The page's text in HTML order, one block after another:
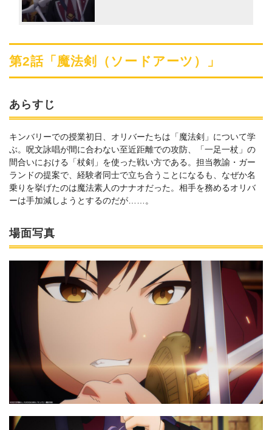
第2話「魔法剣（ソードアーツ）」
あらすじ
キンバリーでの授業初日、オリバーたちは「魔法剣」について学
ぶ。呪文詠唱が間に合わない至近距離での攻防、「一足一杖」の
間合いにおける「杖剣」を使った戦い方である。担当教諭・ガー
ランドの提案で、経験者同士で立ち合うことになるも、なぜか名
乗りを挙げたのは魔法素人のナナオだった。相手を務めるオリバ
ーは手加減しようとするのだが……。
場面写真